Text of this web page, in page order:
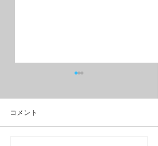
コメント